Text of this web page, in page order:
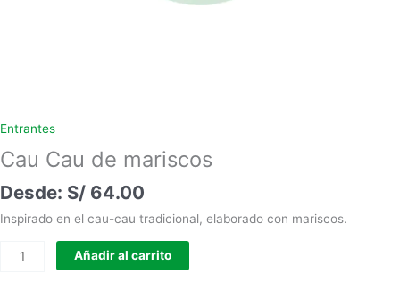
Entrantes
Cau Cau de mariscos
S/ 64.00
Inspirado en el cau-cau tradicional, elaborado con mariscos.
Añadir al carrito